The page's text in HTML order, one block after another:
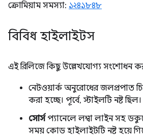
ক্রোমিয়াম সমস্যা: ১২৪১৮৪৮
বিবিধ হাইলাইটস
এই রিলিজে কিছু উল্লেখযোগ্য সংশোধন
নেটওয়ার্ক অনুরোধের জলপ্রপাত
করা হচ্ছে। পূর্বে, স্টাইলটি নষ্ট
সোর্সপ্যানেলে লম্বা লাইন সহ
সময় কোড হাইলাইটটি নষ্ট হয়ে